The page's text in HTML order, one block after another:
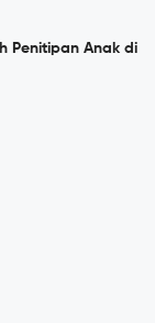
Penitipan Anak di